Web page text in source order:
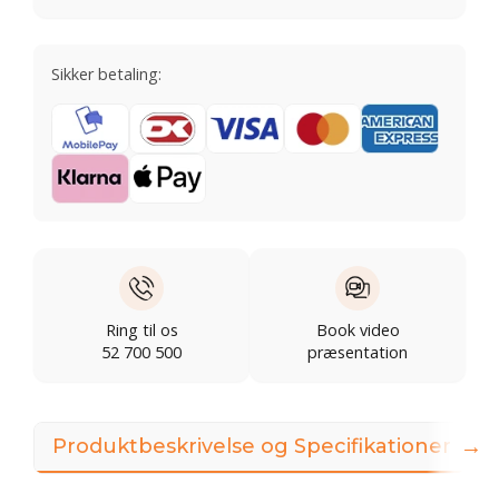
Sikker betaling:
Ring til os
52 700 500
Book video
præsentation
Produktbeskrivelse og Specifikationer →